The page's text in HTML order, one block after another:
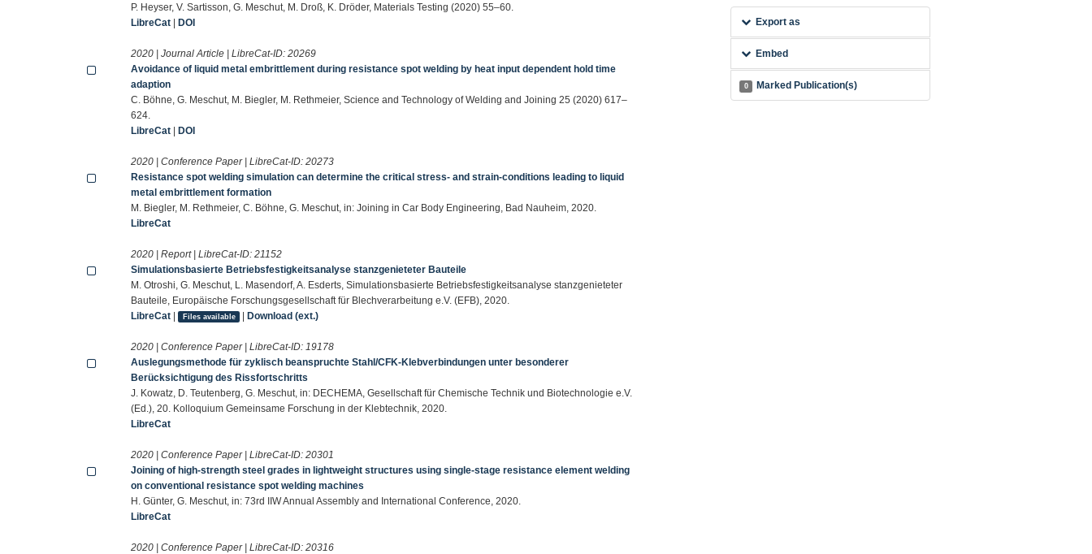
P. Heyser, V. Sartisson, G. Meschut, M. Droß, K. Dröder, Materials Testing (2020) 55–60.
LibreCat |DOI
2020 | Journal Article | LibreCat-ID:20269
Avoidance of liquid metal embrittlement during resistance spot welding by heat input dependent hold time
adaption
C. Böhne, G. Meschut, M. Biegler, M. Rethmeier, Science and Technology of Welding and Joining 25 (2020) 617–
624.
LibreCat |DOI
2020 | Conference Paper | LibreCat-ID:20273
Resistance spot welding simulation can determine the critical stress- and strain-conditions leading to liquid
metal embrittlement formation
M. Biegler, M. Rethmeier, C. Böhne, G. Meschut, in: Joining in Car Body Engineering, Bad Nauheim, 2020.
LibreCat
2020 | Report | LibreCat-ID:21152
Simulationsbasierte Betriebsfestigkeitsanalyse stanzgenieteter Bauteile
M. Otroshi, G. Meschut, L. Masendorf, A. Esderts, Simulationsbasierte Betriebsfestigkeitsanalyse stanzgenieteter
Bauteile, Europäische Forschungsgesellschaft für Blechverarbeitung e.V. (EFB), 2020.
LibreCat | Files available |Download (ext.)
2020 | Conference Paper | LibreCat-ID: 19178
Auslegungsmethode für zyklisch beanspruchte Stahl/CFK-Klebverbindungen unter besonderer
Berücksichtigung des Rissfortschritts
J. Kowatz, D. Teutenberg, G. Meschut, in: DECHEMA, Gesellschaft für Chemische Technik und Biotechnologie e.V.
(Ed.), 20. Kolloquium Gemeinsame Forschung in der Klebtechnik, 2020.
LibreCat
2020 | Conference Paper | LibreCat-ID:20301
Joining of high-strength steel grades in lightweight structures using single-stage resistance element welding
on conventional resistance spot welding machines
H. Günter, G. Meschut, in: 73rd IIW Annual Assembly and International Conference, 2020.
LibreCat
2020 | Conference Paper | LibreCat-ID:20316
Export as
Embed
0 Marked Publication(s)